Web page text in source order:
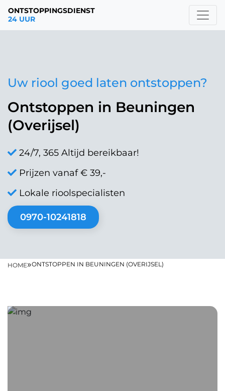
ONTSTOPPINGSDIENST
24 UUR
Uw riool goed laten ontstoppen?
Ontstoppen in Beuningen
(Overijsel)
24/7, 365 Altijd bereikbaar!
Prijzen vanaf € 39,-
Lokale rioolspecialisten
0970-10241818
HOME»ONTSTOPPEN IN BEUNINGEN (OVERIJSEL)